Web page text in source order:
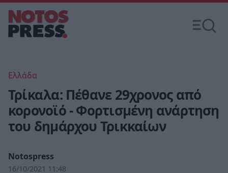
Ελλάδα
Τρίκαλα: Πέθανε 29χρονος από
κορονοϊό - Φορτισμένη ανάρτηση
του δημάρχου Τρικκαίων
Notospress
16/10/2021 11:48